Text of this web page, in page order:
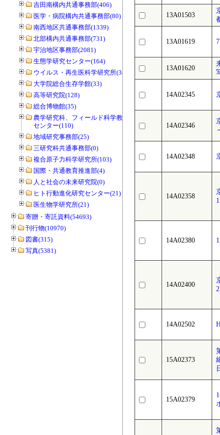
吉田南構内共通事務部(406)
医学・病院構内共通事務部(80)
南西地区共通事務部(1339)
北部構内共通事務部(731)
宇治地区事務部(2081)
生態学研究センター(164)
ウイルス・再生医科学研究所(34)
大学院総合生存学館(33)
高等研究院(128)
総合博物館(35)
農学研究科、フィールド科学教育研究
センター(110)
地域研究事務部(25)
三研究科共通事務部(0)
複合原子力科学研究所(103)
国際・共通教育推進部(4)
人と社会の未来研究院(0)
ヒト行動進化研究センター(21)
医生物学研究所(21)
寄贈・寄託資料(54693)
刊行物(10970)
図書(315)
写真(5381)
13A01503
13A01619
13A01620
14A02345
14A02346
14A02348
14A02358
14A02380
14A02400
14A02502
15A02373
15A02379